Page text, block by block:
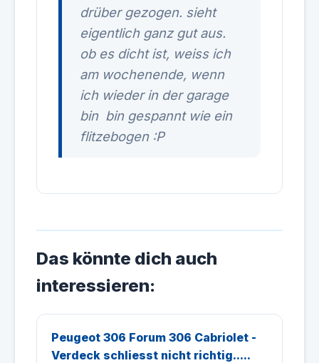
drüber gezogen. sieht
eigentlich ganz gut aus.
ob es dicht ist, weiss ich
am wochenende, wenn
ich wieder in der garage
bin bin gespannt wie ein
flitzebogen :P
Das könnte dich auch
interessieren:
Peugeot 306 Forum 306 Cabriolet -
Verdeck schliesst nicht richtig.....